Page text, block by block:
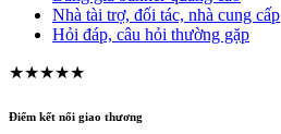
Nhà tài trợ, đối tác, nhà cung cấp
Hỏi đáp, câu hỏi thường gặp
★★★★★
Điểm kết nối giao thương